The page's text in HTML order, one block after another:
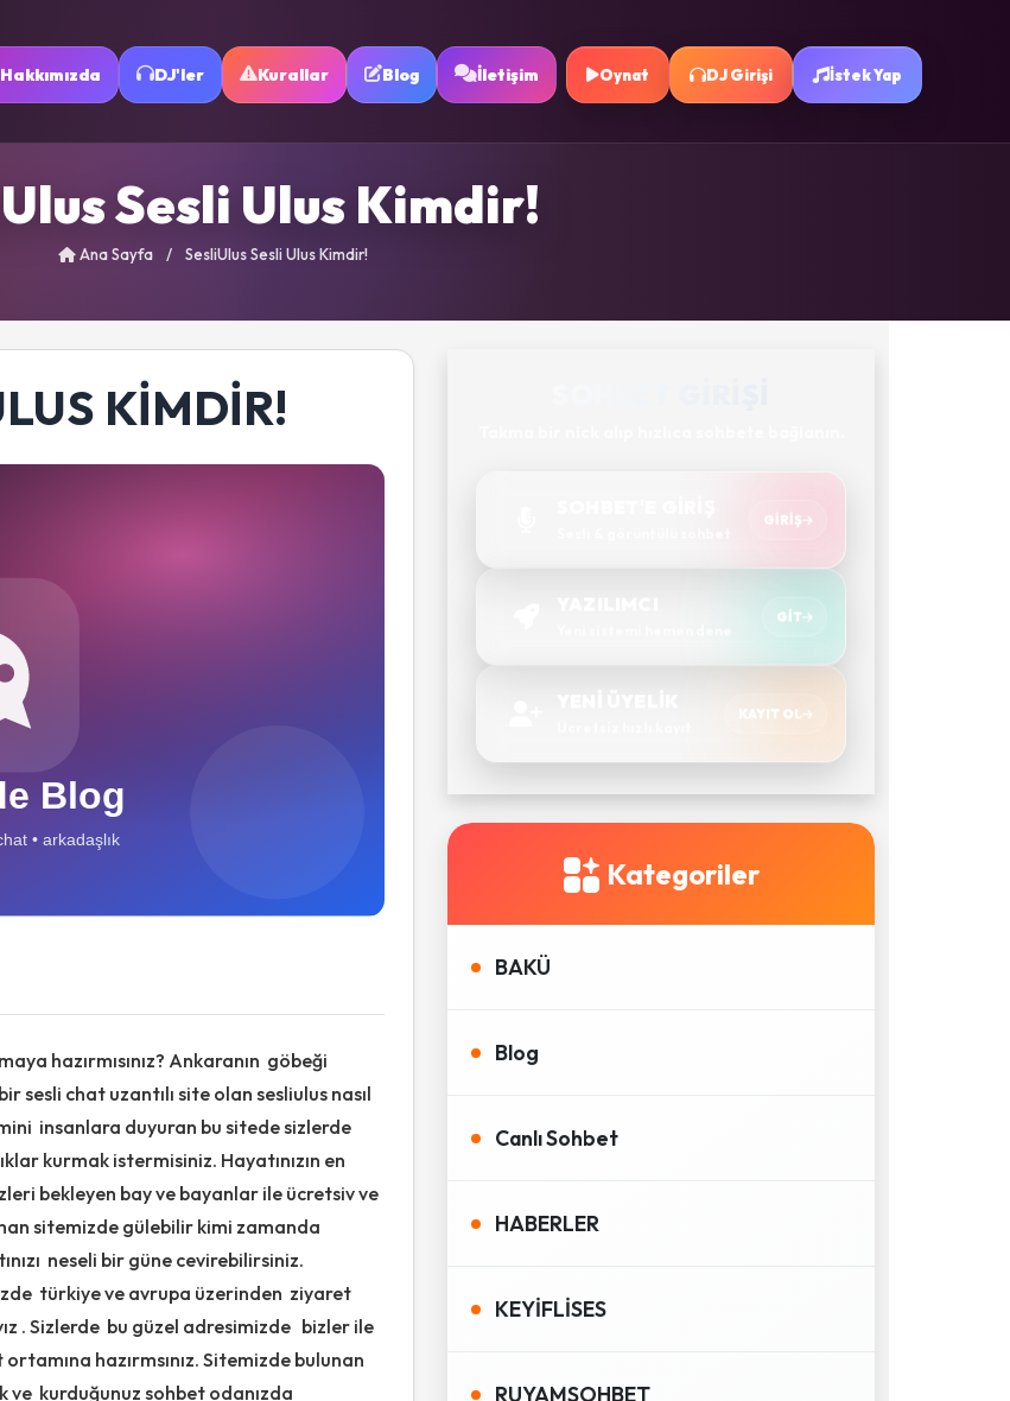
Hakkımızda DJ'ler Kurallar Blog İletişim Oynat DJ Girişi İstek Yap
Sesli Ulus Kimdir!
Ana Sayfa / SesliUlus Sesli Ulus Kimdir!
KIMDIR!
hazırmısınız? Ankaranın göbeği
sesli chat uzantılı site olan sesliulus nasıl
insanlara duyuran bu sitede sizlerde
kurmak istermisiniz. Hayatınızın en
bekleyen bay ve bayanlar ile ücretsiv ve
sitemizde gülebilir kimi zamanda
neseli bir güne cevirebilirsiniz.
türkiye ve avrupa üzerinden ziyaret
. Sizlerde bu güzel adresimizde bizler ile
hazırmsınız. Sitemizde bulunan
kurduğunuz sohbet odanızda
GIRIŞ
GIT
KAYIT OL
Kategoriler
BAKÜ
Blog
Canlı Sohbet
HABERLER
KEYİFLİSES
RUYAMSOHBET